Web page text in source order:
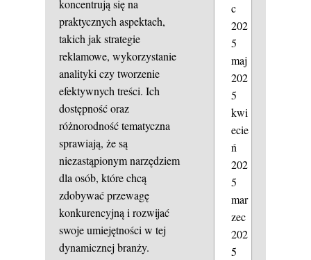
koncentrują się na
praktycznych aspektach,
takich jak strategie
reklamowe, wykorzystanie
analityki czy tworzenie
efektywnych treści. Ich
dostępność oraz
różnorodność tematyczna
sprawiają, że są
niezastąpionym narzędziem
dla osób, które chcą
zdobywać przewagę
konkurencyjną i rozwijać
swoje umiejętności w tej
dynamicznej branży.
c
202
5
maj
202
5
kwi
ecie
ń
202
5
mar
zec
202
5